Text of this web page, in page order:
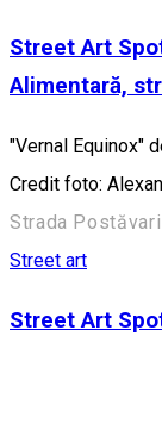
Street Art
Alimentară,
"Vernal
Credit foto:
Strada
Street art
Street Art